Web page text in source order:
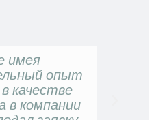
имея
опыт
качестве
в компании